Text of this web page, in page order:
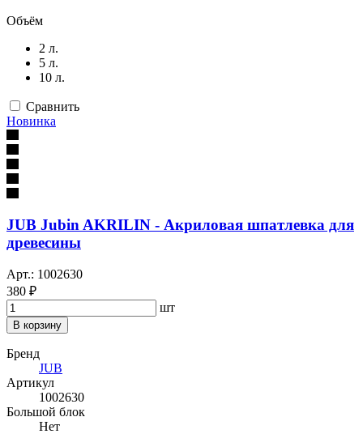
Объём
2 л.
5 л.
10 л.
Сравнить
Новинка
JUB Jubin AKRILIN - Акриловая шпатлевка для
древесины
Арт.: 1002630
380 ₽
шт
В корзину
Бренд
JUB
Артикул
1002630
Большой блок
Нет